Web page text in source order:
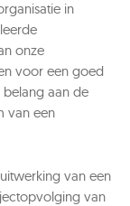
in
onze
voor een goed
belang aan de
van een
van een
van